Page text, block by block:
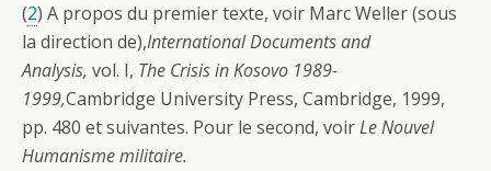
(2) A propos du premier texte, voir Marc Weller (sous
la direction de),International Documents and
Analysis, vol. I, The Crisis in Kosovo 1989-
1999,Cambridge University Press, Cambridge, 1999,
pp. 480 et suivantes. Pour le second, voirLe Nouvel
Humanisme militaire.